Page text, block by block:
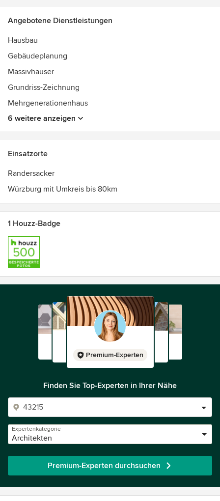
Angebotene Dienstleistungen
Hausbau
Gebäudeplanung
Massivhäuser
Grundriss-Zeichnung
Mehrgenerationenhaus
6 weitere anzeigen
Einsatzorte
Randersacker
Würzburg mit Umkreis bis 80km
1 Houzz-Badge
Premium-Experten
Finden Sie Top-Experten in Ihrer Nähe
Expertenkategorie
Architekten
Premium-Experten durchsuchen